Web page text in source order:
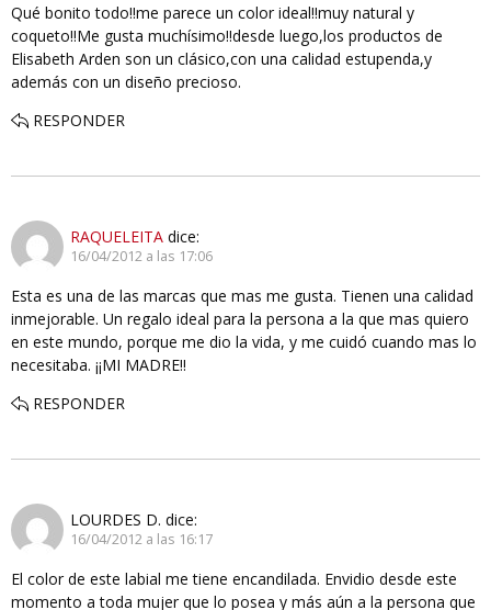
Qué bonito todo!!me parece un color ideal!!muy natural y
coqueto!!Me gusta muchísimo!!desde luego,los productos de
Elisabeth Arden son un clásico,con una calidad estupenda,y
además con un diseño precioso.
RESPONDER
RAQUELEITA dice:
16/04/2012 a las 17:06
Esta es una de las marcas que mas me gusta. Tienen una calidad
inmejorable. Un regalo ideal para la persona a la que mas quiero
en este mundo, porque me dio la vida, y me cuidó cuando mas lo
necesitaba. ¡¡MI MADRE!!
RESPONDER
LOURDES D. dice:
16/04/2012 a las 16:17
El color de este labial me tiene encandilada. Envidio desde este
momento a toda mujer que lo posea y más aún a la persona que